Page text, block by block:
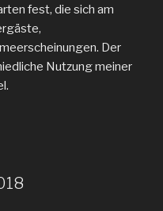
fest, die sich am
Der
Nutzung meiner